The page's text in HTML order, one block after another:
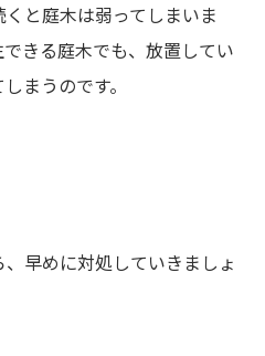
と庭木は弱ってしまいま
きる庭木でも、放置してい
まうのです。
早めに対処していきましょ